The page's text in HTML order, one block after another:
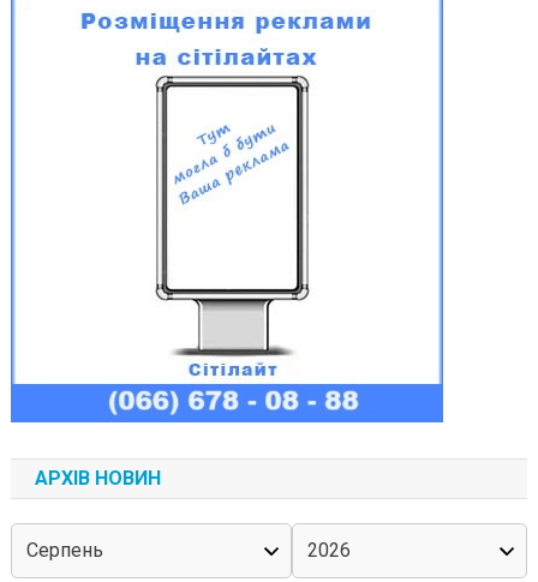
АРХІВ НОВИН